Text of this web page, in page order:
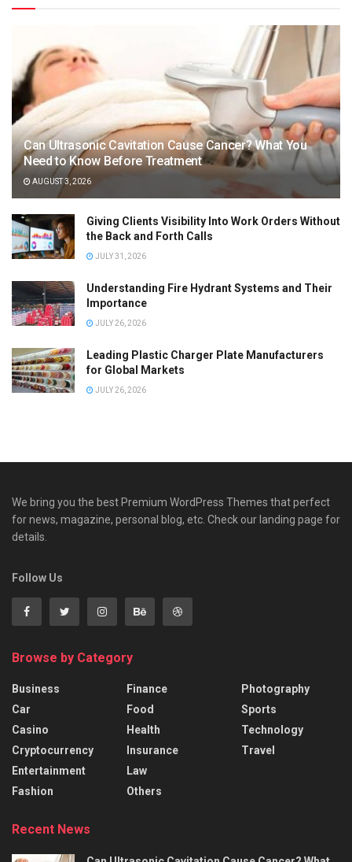
Can Ultrasonic Cavitation Cause Cancer? What You
Need to Know Before Treatment
AUGUST 3, 2026
Giving Clients Visibility Into Work Orders Without
the Back and Forth Calls
JULY 31, 2026
Understanding Fire Hydrant Systems and Their
Importance
JULY 26, 2026
Leading Plastic Charger Plate Manufacturers
for Global Markets
JULY 26, 2026
We bring you the best Premium WordPress Themes that perfect
for news, magazine, personal blog, etc. Check our landing page for
details.
Follow Us
Browse by Category
Business
Car
Casino
Cryptocurrency
Entertainment
Fashion
Finance
Food
Health
Insurance
Law
Others
Photography
Sports
Technology
Travel
Recent News